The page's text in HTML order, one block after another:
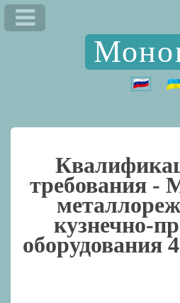
требования -
кузнечно-
оборудования